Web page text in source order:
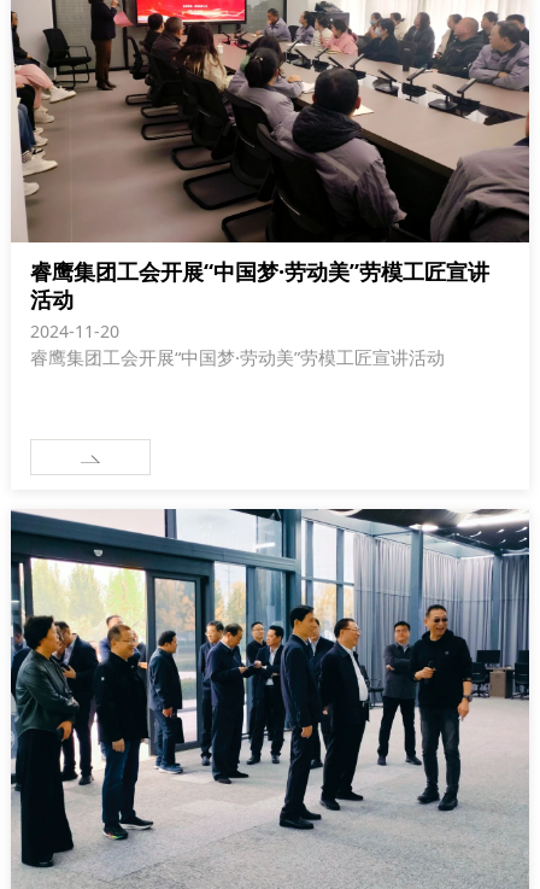
睿鹰集团工会开展“中国梦·劳动美”劳模工匠宣讲
活动
2024-11-20
睿鹰集团工会开展“中国梦·劳动美”劳模工匠宣讲活动